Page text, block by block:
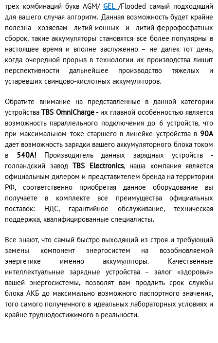
трех комбинаций букв AGM/ GEL /Flooded самый подходящий
для вашего случая алгоритм. Данная возможность будет крайне
полезна хозяевам литий-ионных и литий-феррофосфатных
сборок, такие аккумуляторы становятся все более популярны в
настоящее время и вполне заслуженно – не далек тот день,
когда очередной прорыв в технологии их производства лишит
перспективности дальнейшее производство тяжелых и
устаревших свинцово-кислотных аккумуляторов.
Обратите внимание на представленные в данной категории
устройства
TBS OmniCharge - их главной особенностью является
возможность параллельного подключения до 6 устройств, что
при максимальном токе старшего в линейке устройства в 90А
дает возможность зарядки вашего аккумуляторного блока током
в 540А!
Производитель данных зарядных устройств -
голландский завод
TBS Electronics, наша компания является
официальным дилером и представителем бренда на территории
РФ, соответственно приобретая данное оборудование вы
получаете в комплекте все преимущества официальных
поставок: НДС, гарантийное обслуживание, техническая
поддержка, квалифицированные специалисты.
Все знают, что самый быстро выходящий из строя и требующий
замены компонент энергосистем на возобновляемой
энергетике именно аккумуляторы. Качественные
интеллектуальные зарядные устройства – залог «здоровья»
вашей энергосистемы, позволят вам продлить срок службы
блока АКБ до максимально возможного паспортного значения,
того самого полученного в идеальных лабораторных условиях и
крайне труднодостижимого в реальности.